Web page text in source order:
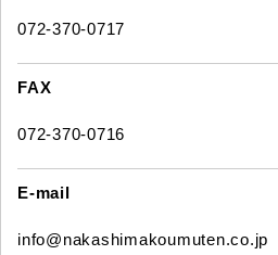
072-370-0717
FAX
072-370-0716
E-mail
info@nakashimakoumuten.co.jp